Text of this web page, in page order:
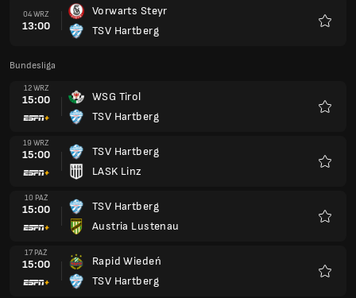
04 WRZ
13:00
Vorwarts Steyr
TSV Hartberg
Bundesliga
12 WRZ
15:00
WSG Tirol
TSV Hartberg
19 WRZ
15:00
TSV Hartberg
LASK Linz
10 PAŹ
15:00
TSV Hartberg
Austria Lustenau
17 PAŹ
15:00
Rapid Wiedeń
TSV Hartberg